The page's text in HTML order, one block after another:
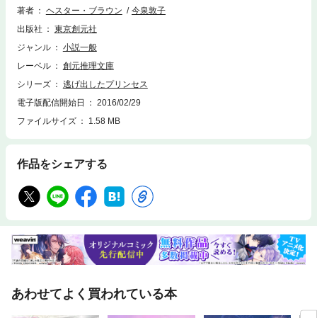
を愛することにかけては人に負けない自信とプライドがある。彼氏はいな
同居人のパーティーが、すべての始まりだった。スウィートでビターな、
これぞ現代版シンデレラストーリー。
著者 ヘスター・ブラウン
今泉敦子
出版社
東京創元社
ジャンル
小説一般
レーベル
創元推理文庫
シリーズ
逃げ出したプリンセス
電子版配信開始日
2016/02/29
ファイルサイズ
1.58 MB
作品をシェアする
あわせてよく買われている本